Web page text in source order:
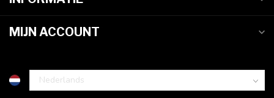
MIJN ACCOUNT